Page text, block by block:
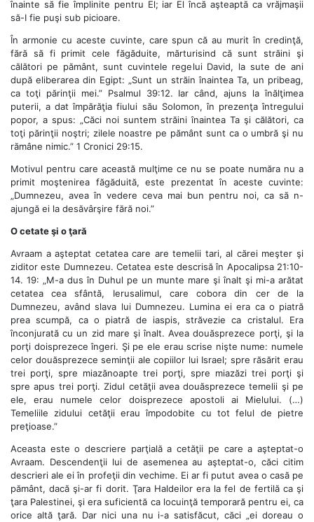
înainte să fie împlinite pentru El; iar El încă aşteaptă ca vrăjmaşii
să-I fie puşi sub picioare.
În armonie cu aceste cuvinte, care spun că au murit în credinţă,
fără să fi primit cele făgăduite, mărturisind că sunt străini şi
călători pe pământ, sunt cuvintele regelui David, la sute de ani
după eliberarea din Egipt: „Sunt un străin înaintea Ta, un pribeag,
ca toţi părinţii mei.” Psalmul 39:12. Iar când, ajuns la înălţimea
puterii, a dat împărăţia fiului său Solomon, în prezenţa întregului
popor, a spus: „Căci noi suntem străini înaintea Ta şi călători, ca
toţi părinţii noştri; zilele noastre pe pământ sunt ca o umbră şi nu
rămâne nimic.” 1 Cronici 29:15.
Motivul pentru care această mulţime ce nu se poate număra nu a
primit moştenirea făgăduită, este prezentat în aceste cuvinte:
„Dumnezeu, avea în vedere ceva mai bun pentru noi, ca să n-
ajungă ei la desăvârşire fără noi.”
O cetate şi o ţară
Avraam a aşteptat cetatea care are temelii tari, al cărei meşter şi
ziditor este Dumnezeu. Cetatea este descrisă în Apocalipsa 21:10-
14. 19: „M-a dus în Duhul pe un munte mare şi înalt şi mi-a arătat
cetatea cea sfântă, Ierusalimul, care cobora din cer de la
Dumnezeu, având slava lui Dumnezeu. Lumina ei era ca o piatră
prea scumpă, ca o piatră de iaspis, străvezie ca cristalul. Era
înconjurată cu un zid mare şi înalt. Avea douăsprezece porţi, şi la
porţi doisprezece îngeri. Şi pe ele erau scrise nişte nume: numele
celor douăsprezece seminţii ale copiilor lui Israel; spre răsărit erau
trei porţi, spre miazănoapte trei porţi, spre miazăzi trei porţi şi
spre apus trei porţi. Zidul cetăţii avea douăsprezece temelii şi pe
ele, erau numele celor doisprezece apostoli ai Mielului. (…)
Temeliile zidului cetăţii erau împodobite cu tot felul de pietre
preţioase.”
Aceasta este o descriere parţială a cetăţii pe care a aşteptat-o
Avraam. Descendenţii lui de asemenea au aşteptat-o, căci citim
descrieri ale ei în profeţii din vechime. Ei ar fi putut avea o casă pe
pământ, dacă şi-ar fi dorit. Ţara Haldeilor era la fel de fertilă ca şi
ţara Palestinei, şi era suficientă ca locuinţă temporară pentru ei, ca
orice altă ţară. Dar nici una nu i-a satisfăcut, căci „ei doreau o